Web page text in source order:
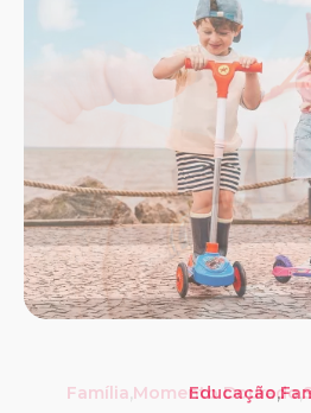
Família,Momento Dourado,
Educação,
FamíliaSaúde e